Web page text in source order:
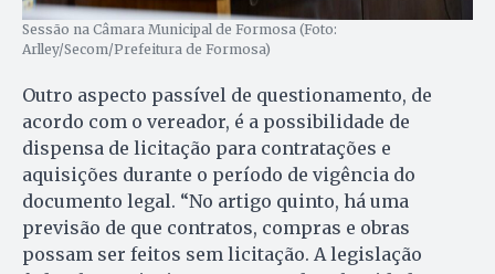
Sessão na Câmara Municipal de Formosa (Foto:
Arlley/Secom/Prefeitura de Formosa)
Outro aspecto passível de questionamento, de
acordo com o vereador, é a possibilidade de
dispensa de licitação para contratações e
aquisições durante o período de vigência do
documento legal. “No artigo quinto, há uma
previsão de que contratos, compras e obras
possam ser feitos sem licitação. A legislação